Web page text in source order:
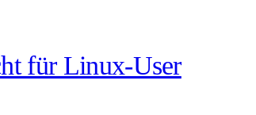
für Linux-User